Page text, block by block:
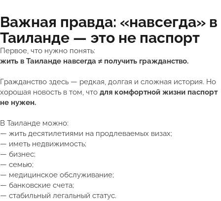
Важная правда: «навсегда» в
Таиланде — это не паспорт
Первое, что нужно понять:
жить в Таиланде навсегда ≠ получить гражданство.
Гражданство здесь — редкая, долгая и сложная история. Но
хорошая новость в том, что для комфортной жизни паспорт
не нужен.
В Таиланде можно:
— жить десятилетиями на продлеваемых визах;
— иметь недвижимость;
— бизнес;
— семью;
— медицинское обслуживание;
— банковские счета;
— стабильный легальный статус.